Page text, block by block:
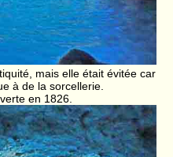
mais elle était évitée car
à de la sorcellerie.
en 1826.